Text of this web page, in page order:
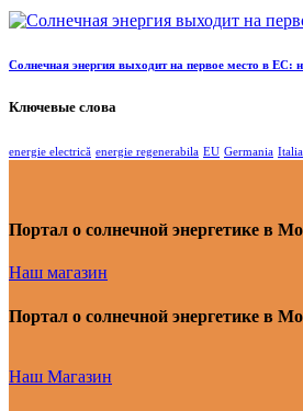
Солнечная энергия выходит на первое место в ЕС:
Ключевые слова
energie electrică energie regenerabila EU Germania Italia
Портал о солнечной энергетике в
Наш магазин
Портал о солнечной энергетике в
Наш Магазин